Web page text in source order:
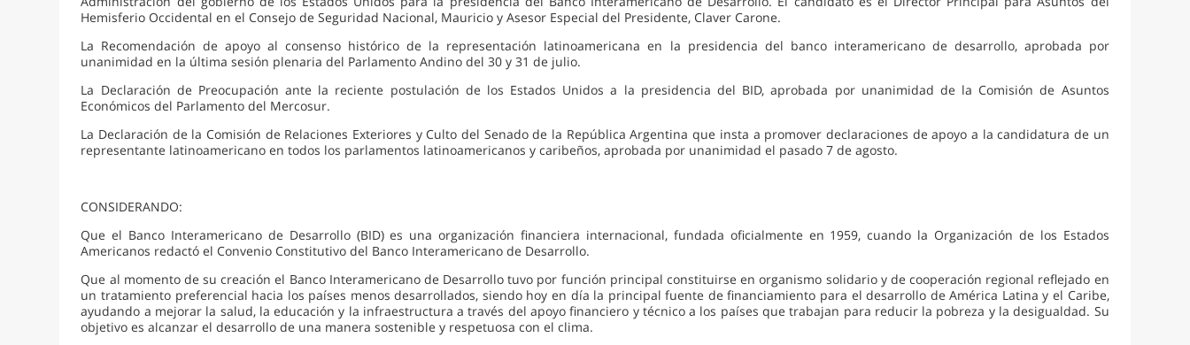
Hemisferio Occidental en el Consejo de Seguridad Nacional, Mauricio y Asesor Especial del Presidente, Claver Carone.
La Recomendación de apoyo al consenso histórico de la representación latinoamericana en la presidencia del banco interamericano de desarrollo, aprobada por
unanimidad en la última sesión plenaria del Parlamento Andino del 30 y 31 de julio.
La Declaración de Preocupación ante la reciente postulación de los Estados Unidos a la presidencia del BID, aprobada por unanimidad de la Comisión de Asuntos
Económicos del Parlamento del Mercosur.
La Declaración de la Comisión de Relaciones Exteriores y Culto del Senado de la República Argentina que insta a promover declaraciones de apoyo a la candidatura de un
representante latinoamericano en todos los parlamentos latinoamericanos y caribeños, aprobada por unanimidad el pasado 7 de agosto.
CONSIDERANDO:
Que el Banco Interamericano de Desarrollo (BID) es una organización financiera internacional, fundada oficialmente en 1959, cuando la Organización de los Estados
Americanos redactó el Convenio Constitutivo del Banco Interamericano de Desarrollo.
Que al momento de su creación el Banco Interamericano de Desarrollo tuvo por función principal constituirse en organismo solidario y de cooperación regional reflejado en
un tratamiento preferencial hacia los países menos desarrollados, siendo hoy en día la principal fuente de financiamiento para el desarrollo de América Latina y el Caribe,
ayudando a mejorar la salud, la educación y la infraestructura a través del apoyo financiero y técnico a los países que trabajan para reducir la pobreza y la desigualdad. Su
objetivo es alcanzar el desarrollo de una manera sostenible y respetuosa con el clima.